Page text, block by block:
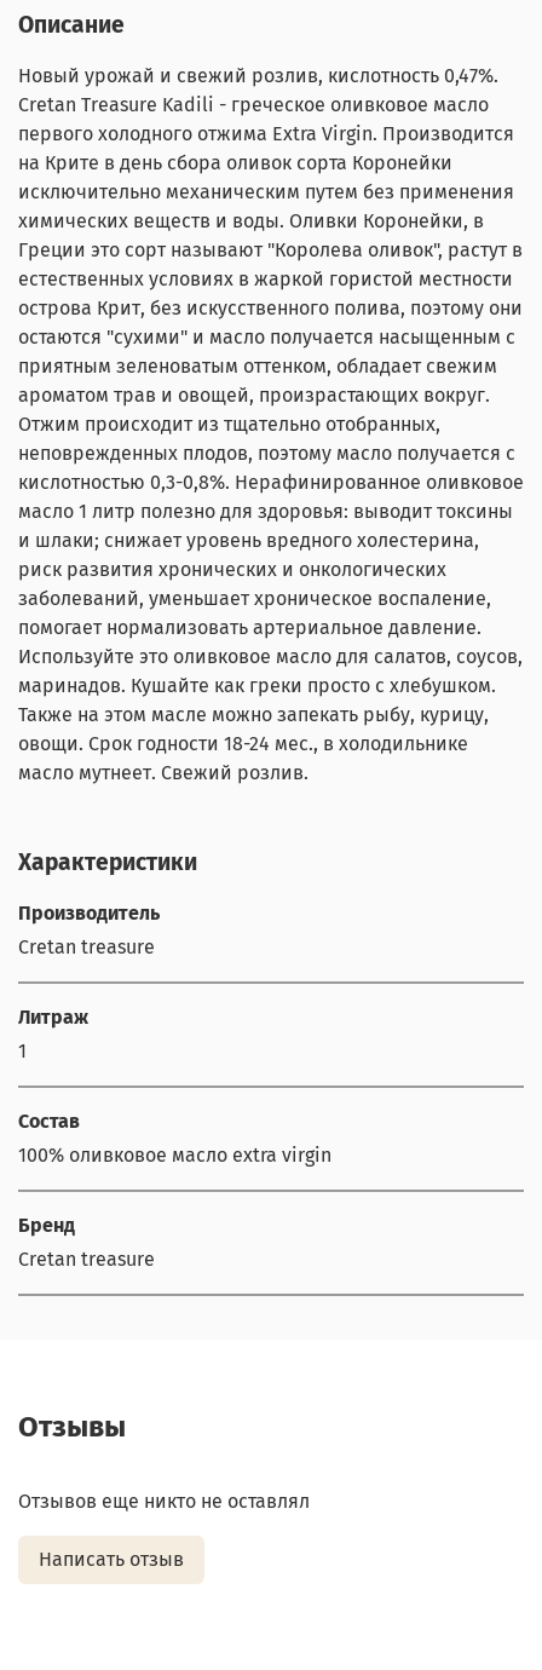
Описание
Новый урожай и свежий розлив, кислотность 0,47%.
Cretan Treasure Kadili - греческое оливковое масло
первого холодного отжима Extra Virgin. Производится
на Крите в день сбора оливок сорта Коронейки
исключительно механическим путем без применения
химических веществ и воды. Оливки Коронейки, в
Греции это сорт называют "Королева оливок", растут в
естественных условиях в жаркой гористой местности
острова Крит, без искусственного полива, поэтому они
остаются "сухими" и масло получается насыщенным с
приятным зеленоватым оттенком, обладает свежим
ароматом трав и овощей, произрастающих вокруг.
Отжим происходит из тщательно отобранных,
неповрежденных плодов, поэтому масло получается с
кислотностью 0,3-0,8%. Нерафинированное оливковое
масло 1 литр полезно для здоровья: выводит токсины
и шлаки; снижает уровень вредного холестерина,
риск развития хронических и онкологических
заболеваний, уменьшает хроническое воспаление,
помогает нормализовать артериальное давление.
Используйте это оливковое масло для салатов, соусов,
маринадов. Кушайте как греки просто с хлебушком.
Также на этом масле можно запекать рыбу, курицу,
овощи. Cрок годности 18-24 мес., в холодильнике
масло мутнеет. Свежий розлив.
Характеристики
Производитель
Cretan treasure
Литраж
1
Состав
100% оливковое масло extra virgin
Бренд
Cretan treasure
Отзывы
Отзывов еще никто не оставлял
Написать отзыв